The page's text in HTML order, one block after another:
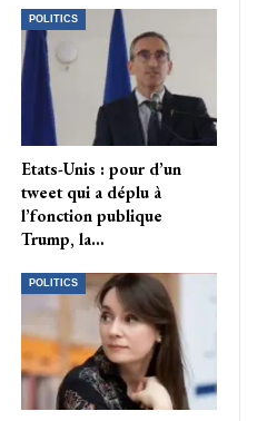
POLITICS
Etats-Unis : pour d’un
tweet qui a déplu à
l’fonction publique
Trump, la…
POLITICS